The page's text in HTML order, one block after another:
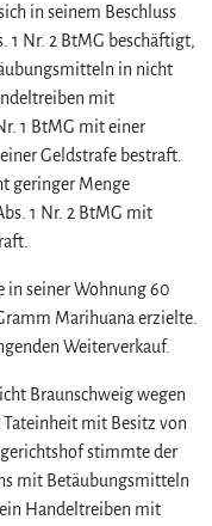
in seinem Beschluss
1 Nr. 2 BtMG beschäftigt,
in nicht
mit
1 BtMG mit einer
Geldstrafe bestraft.
geringer Menge
1 Nr. 2 BtMG mit
in seiner Wohnung 60
Marihuana erzielte.
Weiterverkauf.
Braunschweig wegen
mit Besitz von
stimmte der
mit Betäubungsmitteln
Handeltreiben mit